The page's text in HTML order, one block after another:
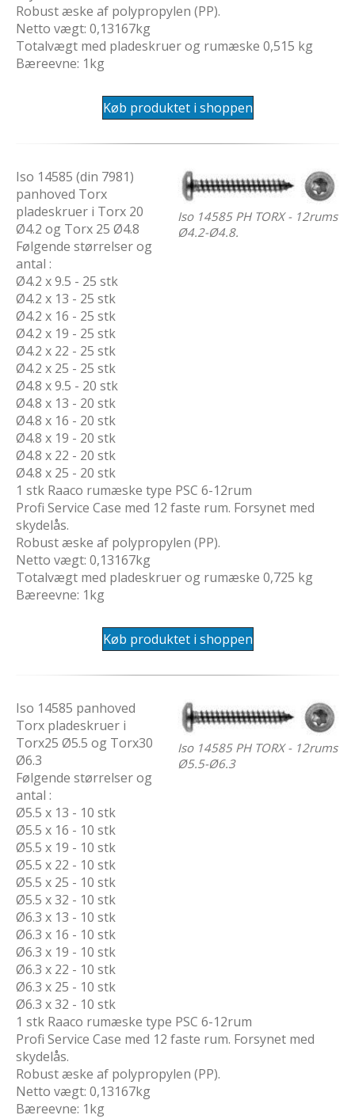
Robust æske af polypropylen (PP).
Netto vægt: 0,13167kg
Totalvægt med pladeskruer og rumæske 0,515 kg
Bæreevne: 1kg
Køb produktet i shoppen
Iso 14585 PH TORX - 12rums
Ø4.2-Ø4.8.
Iso 14585 (din 7981)
panhoved Torx
pladeskruer i Torx 20
Ø4.2 og Torx 25 Ø4.8
Følgende størrelser og
antal :
Ø4.2 x 9.5 - 25 stk
Ø4.2 x 13 - 25 stk
Ø4.2 x 16 - 25 stk
Ø4.2 x 19 - 25 stk
Ø4.2 x 22 - 25 stk
Ø4.2 x 25 - 25 stk
Ø4.8 x 9.5 - 20 stk
Ø4.8 x 13 - 20 stk
Ø4.8 x 16 - 20 stk
Ø4.8 x 19 - 20 stk
Ø4.8 x 22 - 20 stk
Ø4.8 x 25 - 20 stk
1 stk Raaco rumæske type PSC 6-12rum
Profi Service Case med 12 faste rum. Forsynet med
skydelås.
Robust æske af polypropylen (PP).
Netto vægt: 0,13167kg
Totalvægt med pladeskruer og rumæske 0,725 kg
Bæreevne: 1kg
Køb produktet i shoppen
Iso 14585 PH TORX - 12rums
Ø5.5-Ø6.3
Iso 14585 panhoved
Torx pladeskruer i
Torx25 Ø5.5 og Torx30
Ø6.3
Følgende størrelser og
antal :
Ø5.5 x 13 - 10 stk
Ø5.5 x 16 - 10 stk
Ø5.5 x 19 - 10 stk
Ø5.5 x 22 - 10 stk
Ø5.5 x 25 - 10 stk
Ø5.5 x 32 - 10 stk
Ø6.3 x 13 - 10 stk
Ø6.3 x 16 - 10 stk
Ø6.3 x 19 - 10 stk
Ø6.3 x 22 - 10 stk
Ø6.3 x 25 - 10 stk
Ø6.3 x 32 - 10 stk
1 stk Raaco rumæske type PSC 6-12rum
Profi Service Case med 12 faste rum. Forsynet med
skydelås.
Robust æske af polypropylen (PP).
Netto vægt: 0,13167kg
Bæreevne: 1kg